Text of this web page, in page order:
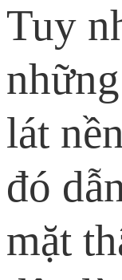
Tuy
lát
đó
mặt